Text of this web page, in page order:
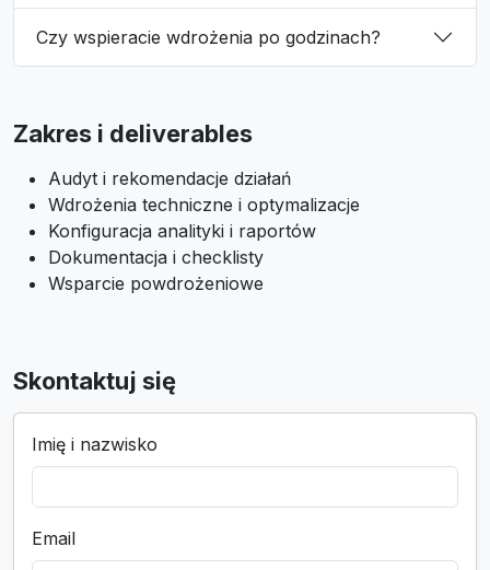
Czy wspieracie wdrożenia po godzinach?
Zakres i deliverables
Audyt i rekomendacje działań
Wdrożenia techniczne i optymalizacje
Konfiguracja analityki i raportów
Dokumentacja i checklisty
Wsparcie powdrożeniowe
Skontaktuj się
Imię i nazwisko
Email